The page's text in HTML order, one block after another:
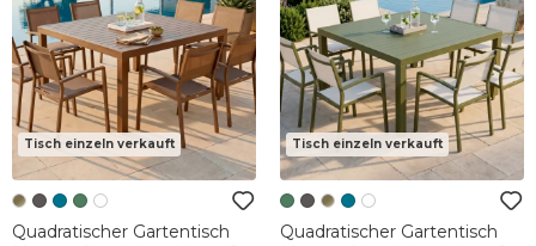
Tisch einzeln verkauft
Quadratischer Gartentisch
Tisch einzeln verkauft
Quadratischer Gartentisch